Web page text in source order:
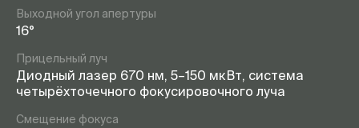
Выходной угол апертуры
16°
Прицельный луч
Диодный лазер 670 нм, 5–150 мкВт, система
четырёхточечного фокусировочного луча
Смещение фокуса